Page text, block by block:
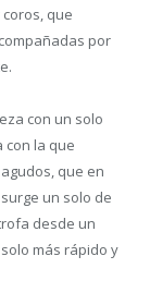
que
por
con un solo
la que
que en
un solo de
desde un
más rápido y